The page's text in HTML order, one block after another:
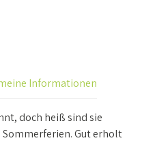
Informationen
doch heiß sind sie
Gut erholt